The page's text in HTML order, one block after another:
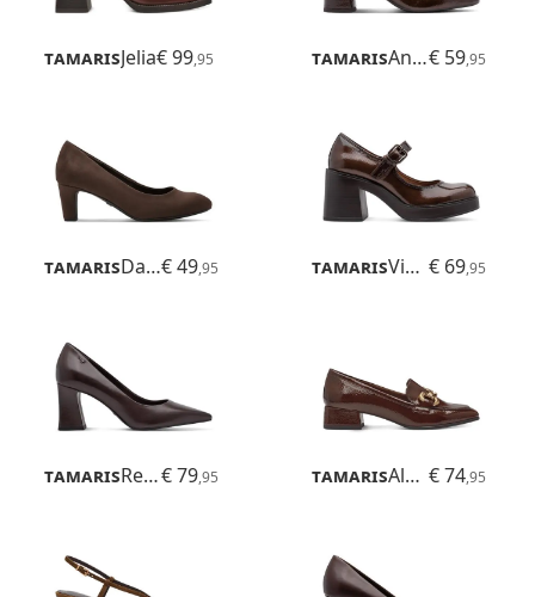
TamarisJelia€ 99,95 Tamaris Anguria€ 59,95
Tamaris Daenerys€ 49,95 Tamaris Vicenza € 69,95
Tamaris Reyna€ 79,95 Tamaris Almira € 74,95